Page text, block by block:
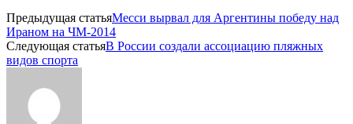
Предыдущая статьяМесси вырвал для Аргентины победу над
Ираном на ЧМ-2014
Следующая статьяВ России создали ассоциацию пляжных
видов спорта